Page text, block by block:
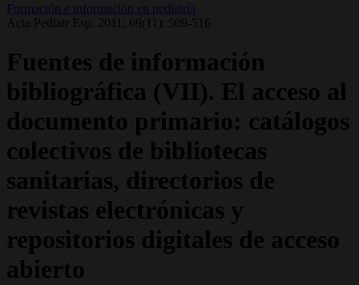
Formación e información en pediatría
Acta Pediatr Esp. 2011; 69(11): 509-516
Fuentes de información
bibliográfica (VII). El acceso al
documento primario: catálogos
colectivos de bibliotecas
sanitarias, directorios de
revistas electrónicas y
repositorios digitales de acceso
abierto